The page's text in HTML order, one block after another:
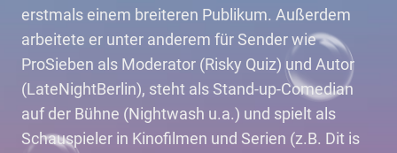
erstmals einem breiteren Publikum. Außerdem
arbeitete er unter anderem für Sender wie
ProSieben als Moderator (Risky Quiz) und Autor
(LateNightBerlin), steht als Stand-up-Comedian
auf der Bühne (Nightwash u.a.) und spielt als
Schauspieler in Kinofilmen und Serien (z.B. Dit is